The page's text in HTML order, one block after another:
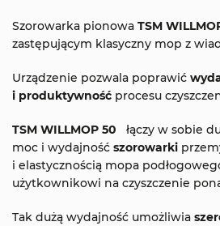
Szorowarka pionowa TSM
zastępującym klasyczny mop z
Urządzenie pozwala poprawić
i produktywność procesu
TSM WILLMOP 50
łączy w sobie
moc i wydajność szorowarki
i elastycznością mopa
użytkownikowi na czyszczenie
Tak dużą wydajność umożliwia